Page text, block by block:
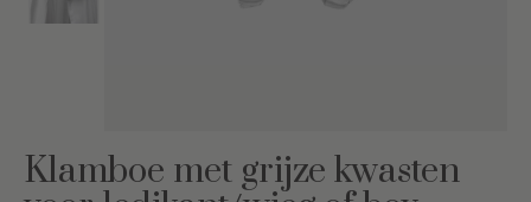
Klamboe met grijze kwasten